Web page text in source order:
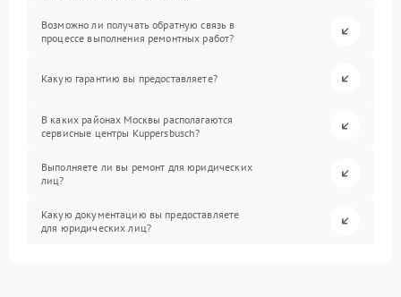
Возможно ли получать обратную связь в
процессе выполнения ремонтных работ?
Какую гарантию вы предоставляете?
В каких районах Москвы располагаются
сервисные центры Kuppersbusch?
Выполняете ли вы ремонт для юридических
лиц?
Какую документацию вы предоставляете
для юридических лиц?